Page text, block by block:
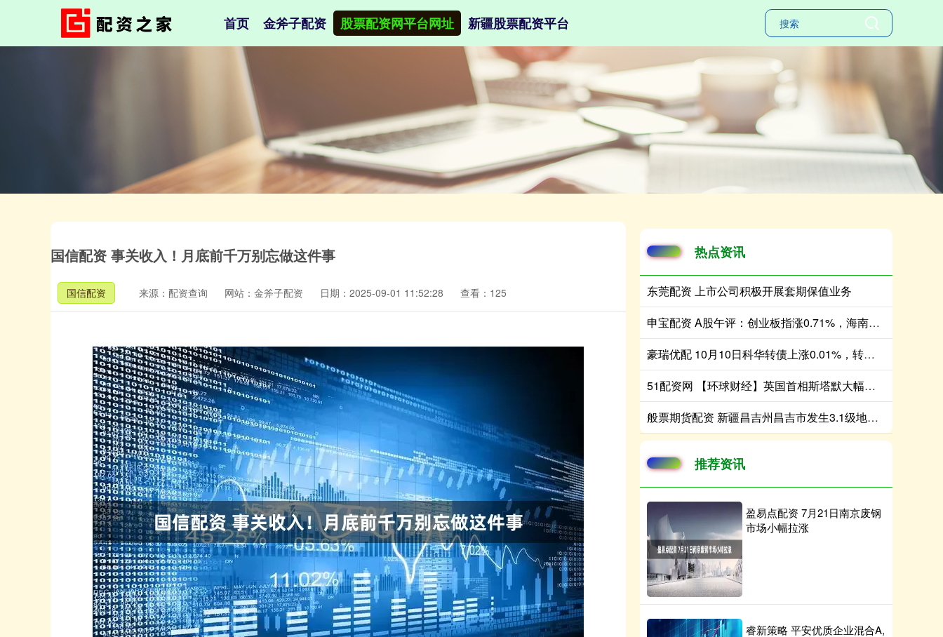
首页 金斧子配资 股票配资网平台网址 新疆股票配资平台
国信配资 事关收入！月底前千万别忘做这件事
国信配资 来源：配资查询 网站：金斧子配资 日期：2025-09-01 11:52:28 查看：125
热点资讯
东莞配资 上市公司积极开展套期保值业务
申宝配资 A股午评：创业板指涨0.71%，海南板块持续走高
豪瑞优配 10月10日科华转债上涨0.01%，转股溢价率250.07%
51配资网 【环球财经】英国首相斯塔默大幅改组内阁
般票期货配资 新疆昌吉州昌吉市发生3.1级地震 震源深度10公里
推荐资讯
盈易点配资 7月21日南京废钢
市场小幅拉涨
睿新策略 平安优质企业混合A,